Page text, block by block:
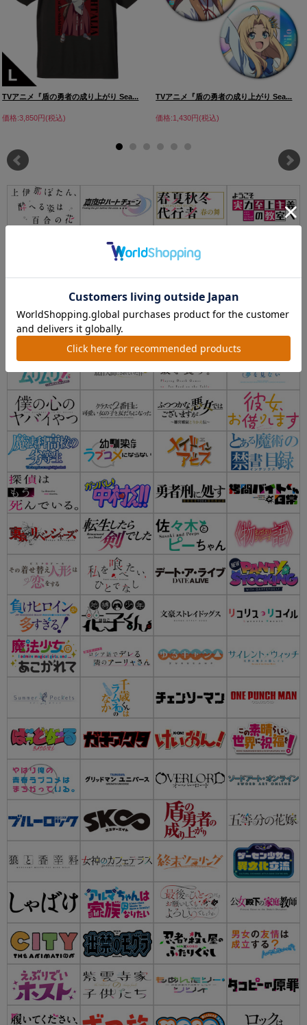
TVアニメ『盾の勇者の成り上がり Sea...
価格:3,850円(税込)
TVアニメ『盾の勇者の成り上がり Sea...
価格:1,430円(税込)